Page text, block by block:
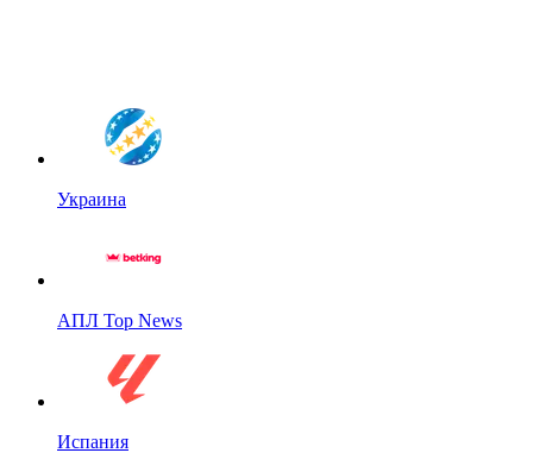
Украина
АПЛ Top News
Испания